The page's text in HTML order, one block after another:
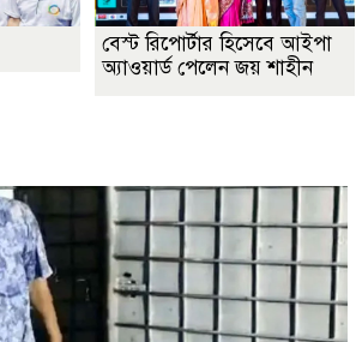
বেস্ট রিপোর্টার হিসেবে আইপা
অ্যাওয়ার্ড পেলেন জয় শাহীন